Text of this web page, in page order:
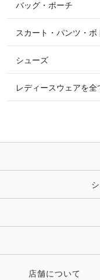
シャツ・ブラウス
ソックス
ベルト
マフラー・スカー
時計・財布・キー
キーホルダー・チ
その他 ファッショ
すべてのアクセサリ
リング
ピアス・イヤリング
ピン・ブローチ・
その他 アクセサリ
バッグ・ポーチ
スカート・パンツ・ボ
シューズ
レディースウェアを全
店舗について